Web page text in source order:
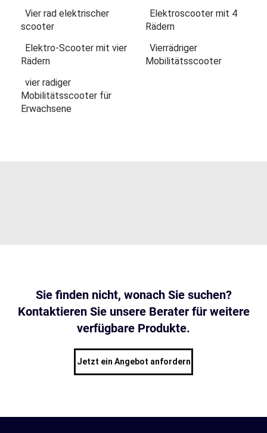
Vier rad elektrischer
scooter
Elektroscooter mit 4
Rädern
Elektro-Scooter mit vier
Rädern
Vierrädriger
Mobilitätsscooter
vier radiger
Mobilitätsscooter für
Erwachsene
Sie finden nicht, wonach Sie suchen?
Kontaktieren Sie unsere Berater für weitere
verfügbare Produkte.
Jetzt ein Angebot anfordern